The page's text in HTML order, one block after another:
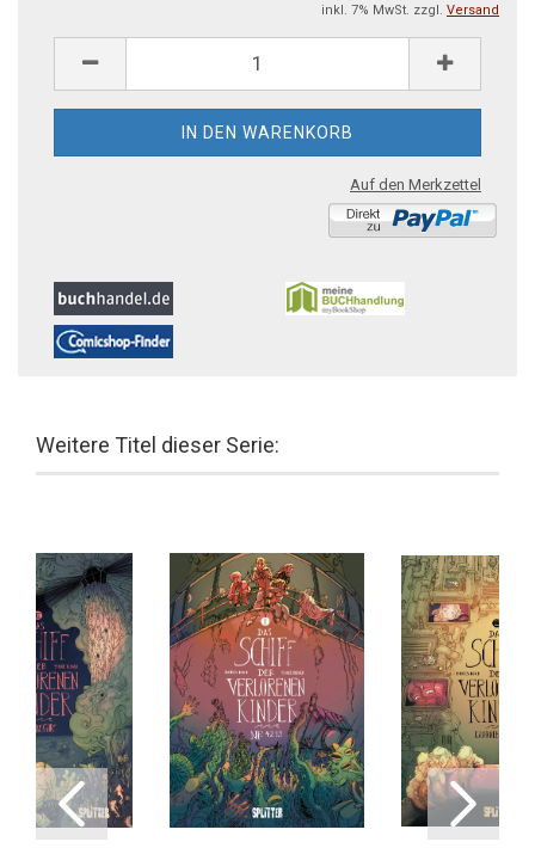
inkl. 7% MwSt. zzgl. Versand
Auf den Merkzettel
Weitere Titel dieser Serie: